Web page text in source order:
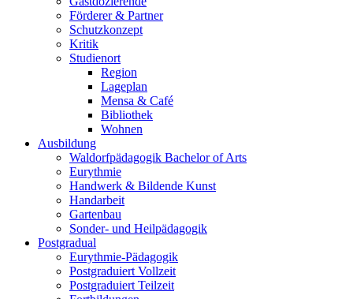
Förderer & Partner
Schutzkonzept
Kritik
Studienort
Region
Lageplan
Mensa & Café
Bibliothek
Wohnen
Ausbildung
Waldorfpädagogik Bachelor of Arts
Eurythmie
Handwerk & Bildende Kunst
Handarbeit
Gartenbau
Sonder- und Heilpädagogik
Postgradual
Eurythmie-Pädagogik
Postgraduiert Vollzeit
Postgraduiert Teilzeit